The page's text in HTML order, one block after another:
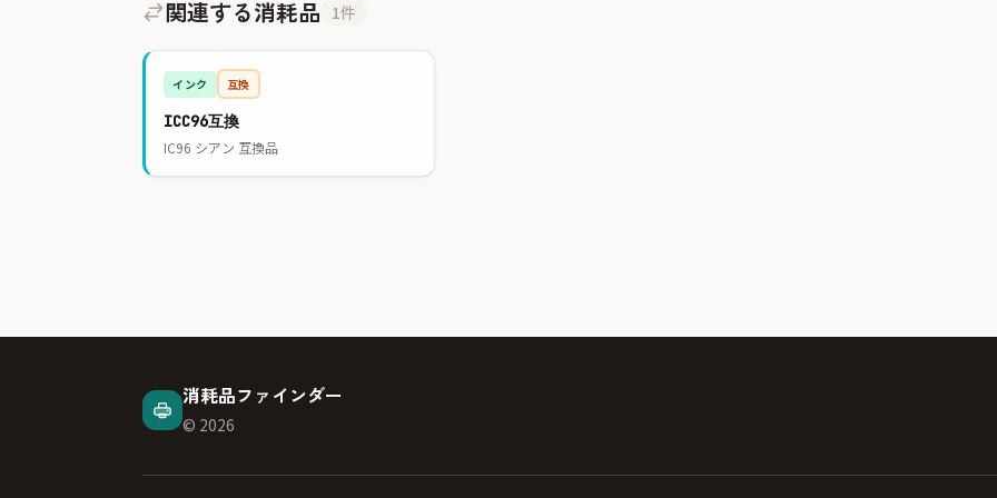
関連する消耗品 1件
インク 互換
ICC96互換
IC96 シアン 互換品
消耗品ファインダー
© 2026